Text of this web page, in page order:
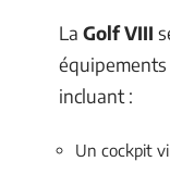
La Golf VIII
incluant :
Un cockpit